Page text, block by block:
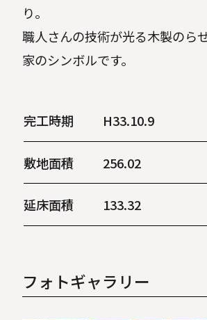
り。
職人さんの技術が光る木製のら
家のシンボルです。
完工時期 H33.10.9
敷地面積 256.02
延床面積 133.32
フォトギャラリー